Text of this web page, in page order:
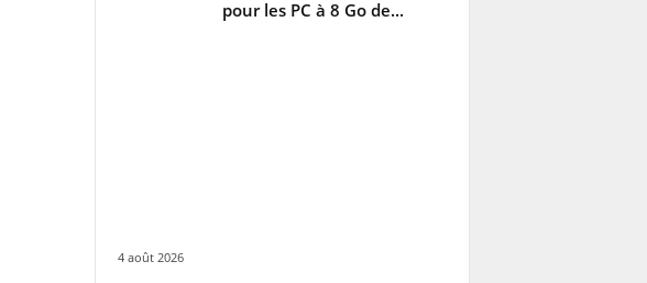
pour les PC à 8 Go de...
4 août 2026